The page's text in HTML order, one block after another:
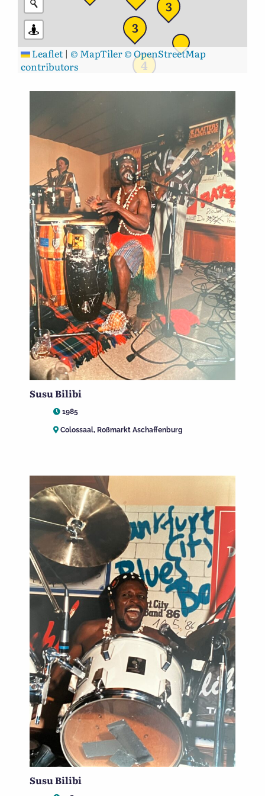
3
4
3
Leaflet | © MapTiler© OpenStreetMap
contributors
Susu Bilibi
1985
Colossaal, Roßmarkt Aschaffenburg
Susu Bilibi